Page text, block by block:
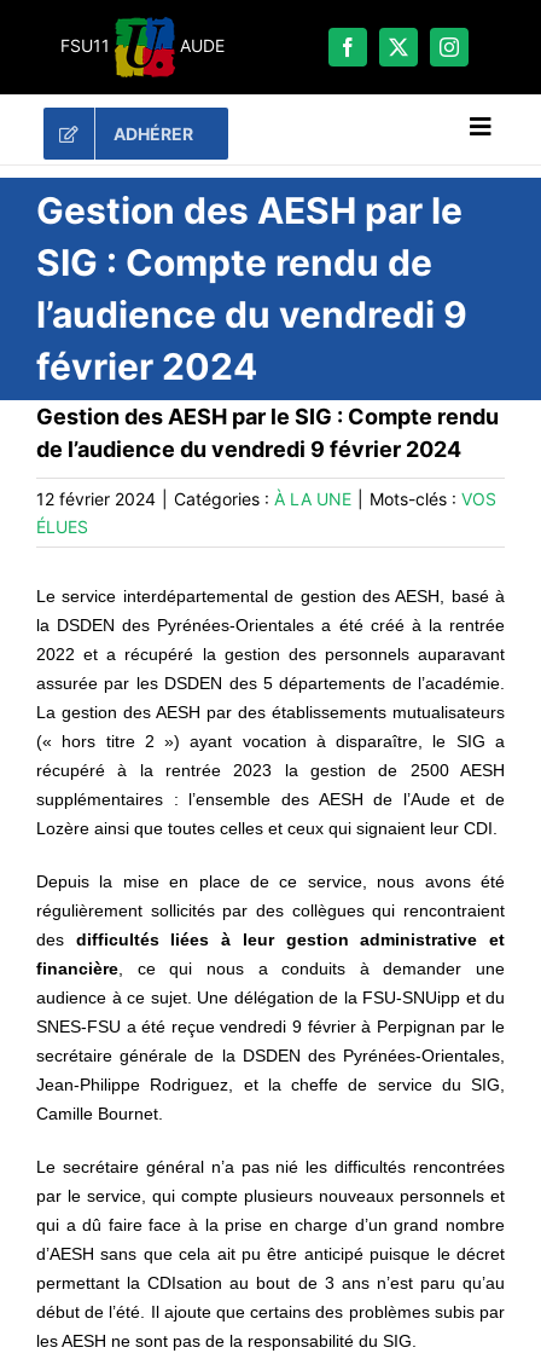
FSU11 AUDE
ADHÉRER
RECHERCHER:
LES UNES
#ACTUALITÉS
DOSSIERS
PUBLICATIONS
CONTACT
#FORMATION
#COMMUNIQUÉS
#ÉLECTIONS
#MÉDIAS
#DÉBATS
#PRESSE
#ARCHIVES
Gestion des AESH par le
SIG : Compte rendu de
l’audience du vendredi 9
février 2024
Gestion des AESH par le SIG : Compte rendu
de l’audience du vendredi 9 février 2024
12 février 2024 Catégories : À LA UNE Mots-clés : VOS
ÉLUES
Le service interdépartemental de gestion des AESH, basé à
la DSDEN des Pyrénées-Orientales a été créé à la rentrée
2022 et a récupéré la gestion des personnels auparavant
assurée par les DSDEN des 5 départements de l’académie.
La gestion des AESH par des établissements mutualisateurs
(« hors titre 2 ») ayant vocation à disparaître, le SIG a
récupéré à la rentrée 2023 la gestion de 2500 AESH
supplémentaires : l’ensemble des AESH de l’Aude et de
Lozère ainsi que toutes celles et ceux qui signaient leur CDI.
Depuis la mise en place de ce service, nous avons été
régulièrement sollicités par des collègues qui rencontraient
des difficultés liées à leur gestion administrative et
financière , ce qui nous a conduits à demander une
audience à ce sujet. Une délégation de la FSU-SNUipp et du
SNES-FSU a été reçue vendredi 9 février à Perpignan par le
secrétaire générale de la DSDEN des Pyrénées-Orientales,
Jean-Philippe Rodriguez, et la cheffe de service du SIG,
Camille Bournet.
Le secrétaire général n’a pas nié les difficultés rencontrées
par le service, qui compte plusieurs nouveaux personnels et
qui a dû faire face à la prise en charge d’un grand nombre
d’AESH sans que cela ait pu être anticipé puisque le décret
permettant la CDIsation au bout de 3 ans n’est paru qu’au
début de l’été. Il ajoute que certains des problèmes subis par
les AESH ne sont pas de la responsabilité du SIG.